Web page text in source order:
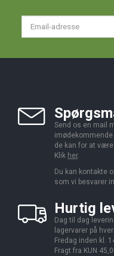
Send os en mail
de kan for at
Klik her.
Du kan kontakte
som vi besvarer
Hurtig
Dag til dag
lagervarer på
Fredag inden kl.
Fragt fra KUN